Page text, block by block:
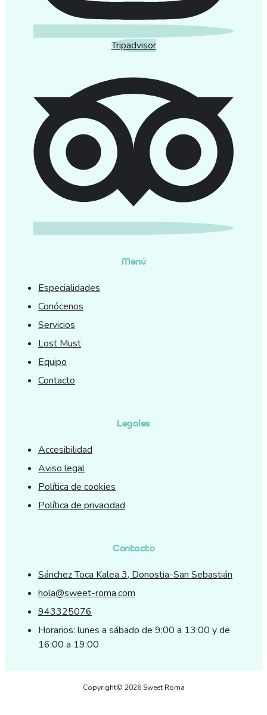
Tripadvisor
Menú
Especialidades
Conócenos
Servicios
Lost Must
Equipo
Contacto
Legales
Accesibilidad
Aviso legal
Política de cookies
Política de privacidad
Contacto
Sánchez Toca Kalea 3, Donostia-San Sebastián
hola@sweet-roma.com
943325076
Horarios: lunes a sábado de 9:00 a 13:00 y de
16:00 a 19:00
Copyright© 2026 Sweet Roma